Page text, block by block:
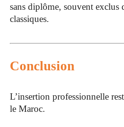
sans diplôme, souvent exclus
classiques.
Conclusion
L’insertion professionnelle
le Maroc.